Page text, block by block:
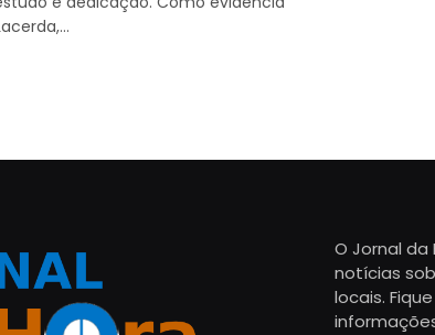
O Jornal
notícias
locais.